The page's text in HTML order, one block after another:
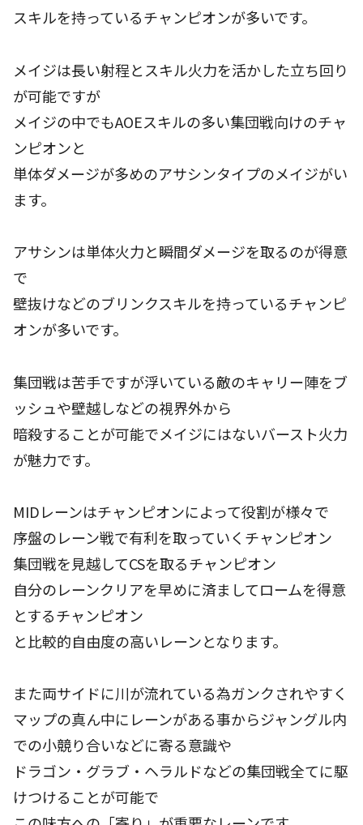
スキルを持っているチャンピオンが多いです。
メイジは長い射程とスキル火力を活かした立ち回り
が可能ですが
メイジの中でもAOEスキルの多い集団戦向けのチャ
ンピオンと
単体ダメージが多めのアサシンタイプのメイジがい
ます。
アサシンは単体火力と瞬間ダメージを取るのが得意
で
壁抜けなどのブリンクスキルを持っているチャンピ
オンが多いです。
集団戦は苦手ですが浮いている敵のキャリー陣をブ
ッシュや壁越しなどの視界外から
暗殺することが可能でメイジにはないバースト火力
が魅力です。
MIDレーンはチャンピオンによって役割が様々で
序盤のレーン戦で有利を取っていくチャンピオン
集団戦を見越してCSを取るチャンピオン
自分のレーンクリアを早めに済ましてロームを得意
とするチャンピオン
と比較的自由度の高いレーンとなります。
また両サイドに川が流れている為ガンクされやすく
マップの真ん中にレーンがある事からジャングル内
での小競り合いなどに寄る意識や
ドラゴン・グラブ・ヘラルドなどの集団戦全てに駆
けつけることが可能で